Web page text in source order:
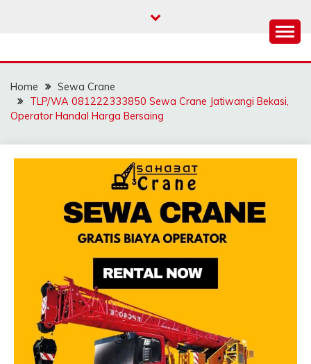
SAHABAT CRANE |
JASA SEWA CRANE |
FORKLIFT | SKYLIFT
Home
Sewa Crane
TLP/WA 081222333850 Sewa Crane Jatiwangi Bekasi,
Operator Handal Harga Bersaing